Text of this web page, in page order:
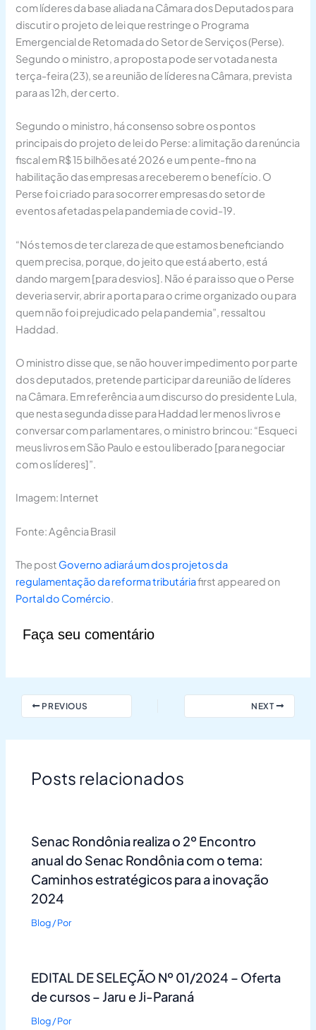
com líderes da base aliada na Câmara dos Deputados para
discutir o projeto de lei que restringe o Programa
Emergencial de Retomada do Setor de Serviços (Perse).
Segundo o ministro, a proposta pode ser votada nesta
terça-feira (23), se a reunião de líderes na Câmara, prevista
para as 12h, der certo.
Segundo o ministro, há consenso sobre os pontos
principais do projeto de lei do Perse: a limitação da renúncia
fiscal em R$ 15 bilhões até 2026 e um pente-fino na
habilitação das empresas a receberem o benefício. O
Perse foi criado para socorrer empresas do setor de
eventos afetadas pela pandemia de covid-19.
“Nós temos de ter clareza de que estamos beneficiando
quem precisa, porque, do jeito que está aberto, está
dando margem [para desvios]. Não é para isso que o Perse
deveria servir, abrir a porta para o crime organizado ou para
quem não foi prejudicado pela pandemia”, ressaltou
Haddad.
O ministro disse que, se não houver impedimento por parte
dos deputados, pretende participar da reunião de líderes
na Câmara. Em referência a um discurso do presidente Lula,
que nesta segunda disse para Haddad ler menos livros e
conversar com parlamentares, o ministro brincou: “Esqueci
meus livros em São Paulo e estou liberado [para negociar
com os líderes]”.
Imagem: Internet
Fonte: Agência Brasil
The post Governo adiará um dos projetos da
regulamentação da reforma tributáriafirst appeared on
Portal do Comércio.
Faça seu comentário
PREVIOUS NEXT
Posts relacionados
Senac Rondônia realiza o 2º Encontro
anual do Senac Rondônia com o tema:
Caminhos estratégicos para a inovação
2024
Blog/ Por
EDITAL DE SELEÇÃO Nº 01/2024 – Oferta
de cursos – Jaru e Ji-Paraná
Blog/ Por